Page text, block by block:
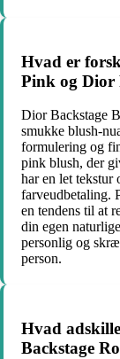
Hvad er
Pink og Dior
Dior Backstage
smukke blush-
formulering og
pink blush, der
har en let tekstur
farveudbetaling.
en tendens til at
din egen
personlig og
person.
Hvad
Backstage